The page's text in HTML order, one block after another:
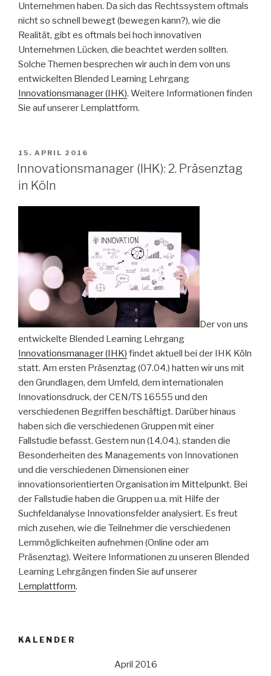
Unternehmen haben. Da sich das Rechtssystem oftmals
nicht so schnell bewegt (bewegen kann?), wie die
Realität, gibt es oftmals bei hoch innovativen
Unternehmen Lücken, die beachtet werden sollten.
Solche Themen besprechen wir auch in dem von uns
entwickelten Blended Learning Lehrgang
Innovationsmanager (IHK). Weitere Informationen finden
Sie auf unserer Lernplattform.
VERÖFFENTLICHT
AM
15. APRIL 2016
Innovationsmanager (IHK): 2. Präsenztag
in Köln
Der von uns
entwickelte Blended Learning Lehrgang
Innovationsmanager (IHK) findet aktuell bei der IHK Köln
statt. Am ersten Präsenztag (07.04.) hatten wir uns mit
den Grundlagen, dem Umfeld, dem internationalen
Innovationsdruck, der CEN/TS 16555 und den
verschiedenen Begriffen beschäftigt. Darüber hinaus
haben sich die verschiedenen Gruppen mit einer
Fallstudie befasst. Gestern nun (14.04.), standen die
Besonderheiten des Managements von Innovationen
und die verschiedenen Dimensionen einer
innovationsorientierten Organisation im Mittelpunkt. Bei
der Fallstudie haben die Gruppen u.a. mit Hilfe der
Suchfeldanalyse Innovationsfelder analysiert. Es freut
mich zusehen, wie die Teilnehmer die verschiedenen
Lernmöglichkeiten aufnehmen (Online oder am
Präsenztag). Weitere Informationen zu unseren Blended
Learning Lehrgängen finden Sie auf unserer
Lernplattform.
KALENDER
April 2016